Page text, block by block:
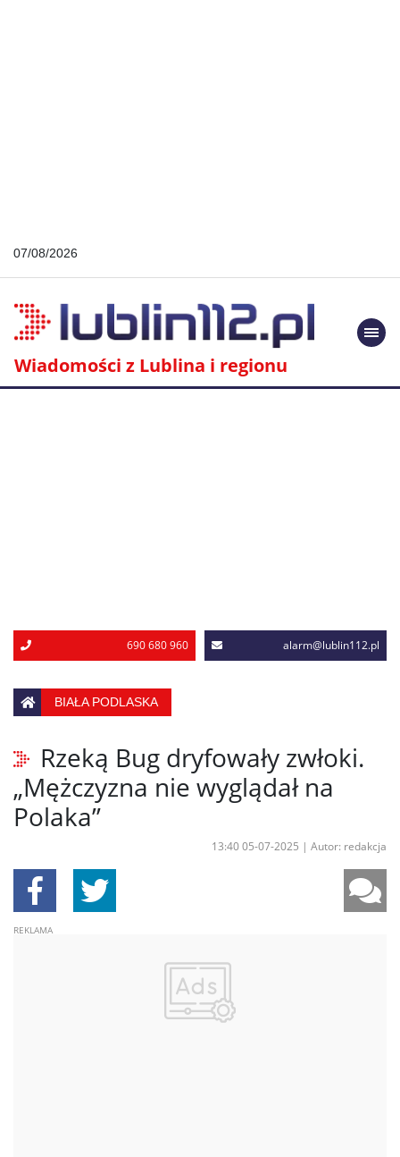
07/08/2026
Wiadomości z Lublina i regionu
690 680 960 alarm@lublin112.pl
BIAŁA PODLASKA
Rzeką Bug dryfowały zwłoki.
„Mężczyzna nie wyglądał na
Polaka”
13:40 05-07-2025 | Autor: redakcja